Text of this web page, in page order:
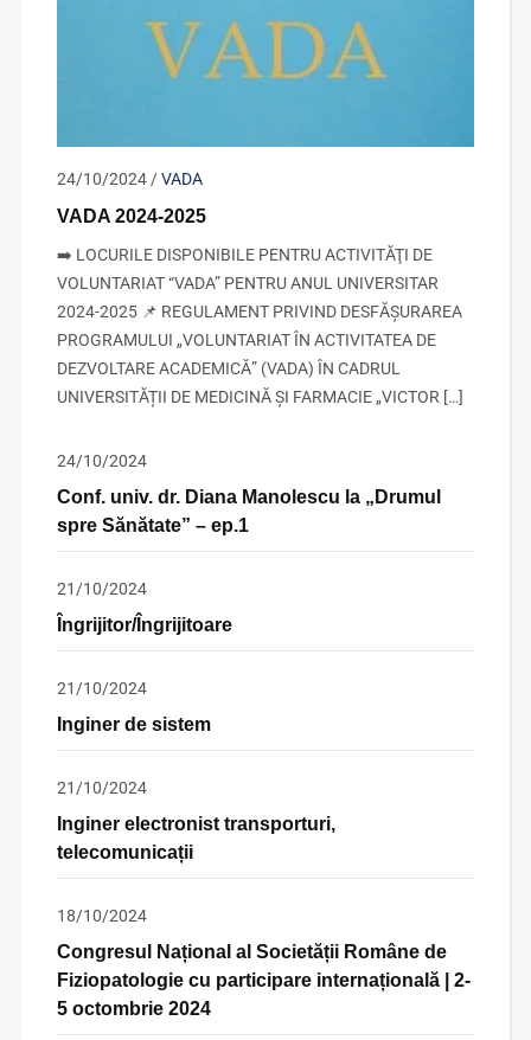
24/10/2024/VADA
VADA 2024-2025
➡️ LOCURILE DISPONIBILE PENTRU ACTIVITĂŢI DE
VOLUNTARIAT “VADA” PENTRU ANUL UNIVERSITAR
2024-2025 📌 REGULAMENT PRIVIND DESFĂŞURAREA
PROGRAMULUI „VOLUNTARIAT ÎN ACTIVITATEA DE
DEZVOLTARE ACADEMICĂ” (VADA) ÎN CADRUL
UNIVERSITĂȚII DE MEDICINĂ ȘI FARMACIE „VICTOR […]
24/10/2024
Conf. univ. dr. Diana Manolescu la „Drumul
spre Sănătate” – ep.1
21/10/2024
Îngrijitor/Îngrijitoare
21/10/2024
Inginer de sistem
21/10/2024
Inginer electronist transporturi,
telecomunicații
18/10/2024
Congresul Național al Societății Române de
Fiziopatologie cu participare internațională | 2-
5 octombrie 2024